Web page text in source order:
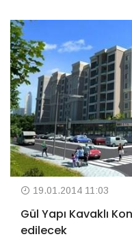
19.01.2014 11:03
Gül Yapı Kavaklı
edilecek